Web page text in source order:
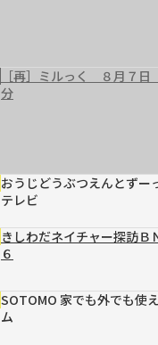
［再］ミルっく ８月７日
分
おうじどうぶつえんとずー
テレビ
きしわだネイチャー探訪
６
SOTOMO 家でも外でも使
ム